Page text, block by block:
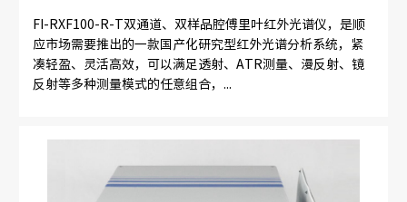
FI-RXF100-R-T双通道、双样品腔傅里叶红外光谱仪，是顺
应市场需要推出的一款国产化研究型红外光谱分析系统，紧
凑轻盈、灵活高效，可以满足透射、ATR测量、漫反射、镜
反射等多种测量模式的任意组合，...